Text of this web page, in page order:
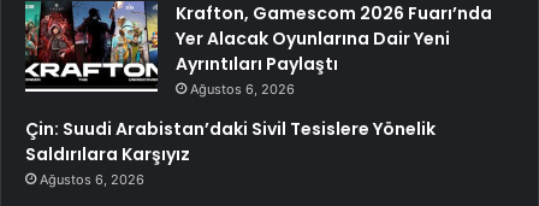
Krafton, Gamescom 2026 Fuarı’nda
Yer Alacak Oyunlarına Dair Yeni
Ayrıntıları Paylaştı
Ağustos 6, 2026
Çin: Suudi Arabistan’daki Sivil Tesislere Yönelik
Saldırılara Karşıyız
Ağustos 6, 2026